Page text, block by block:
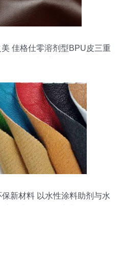
佳格仕零溶剂型BPU皮三重
新材料 以水性涂料助剂与水